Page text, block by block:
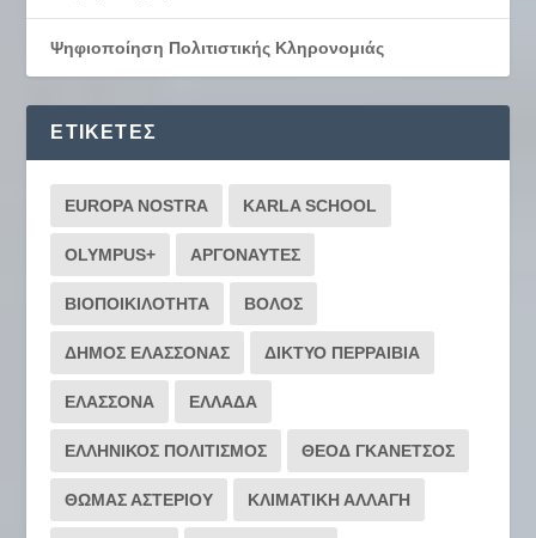
Ψηφιοποίηση Πολιτιστικής Κληρονομιάς
ΕΤΙΚΈΤΕΣ
EUROPA NOSTRA KARLA SCHOOL
OLYMPUS+ ΑΡΓΟΝΑΥΤΕΣ
ΒΙΟΠΟΙΚΙΛΟΤΗΤΑ ΒΟΛΟΣ
ΔΗΜΟΣ ΕΛΑΣΣΟΝΑΣ ΔΙΚΤΥΟ ΠΕΡΡΑΙΒΙΑ
ΕΛΑΣΣΟΝΑ ΕΛΛΑΔΑ
ΕΛΛΗΝΙΚΟΣ ΠΟΛΙΤΙΣΜΟΣ ΘΕΟΔ ΓΚΑΝΕΤΣΟΣ
ΘΩΜΑΣ ΑΣΤΕΡΙΟΥ ΚΛΙΜΑΤΙΚΗ ΑΛΛΑΓΗ